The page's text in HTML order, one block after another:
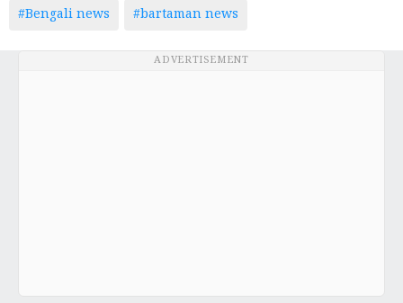
#Bengali news #bartaman news
ADVERTISEMENT